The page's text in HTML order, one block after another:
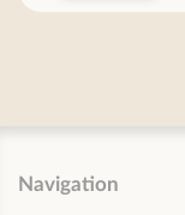
Navigation